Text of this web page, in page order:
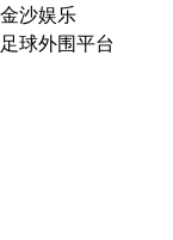
金沙娱乐
足球外围平台